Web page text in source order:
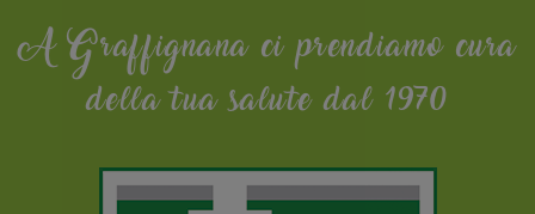
A Graffignana ci prendiamo cura
della tua salute dal 1970